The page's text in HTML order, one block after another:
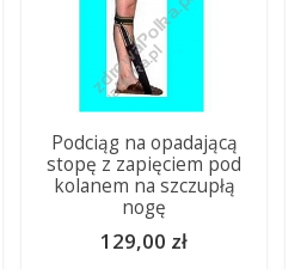
Podciąg na opadającą
stopę z zapięciem pod
kolanem na szczupłą
nogę
129,00 zł